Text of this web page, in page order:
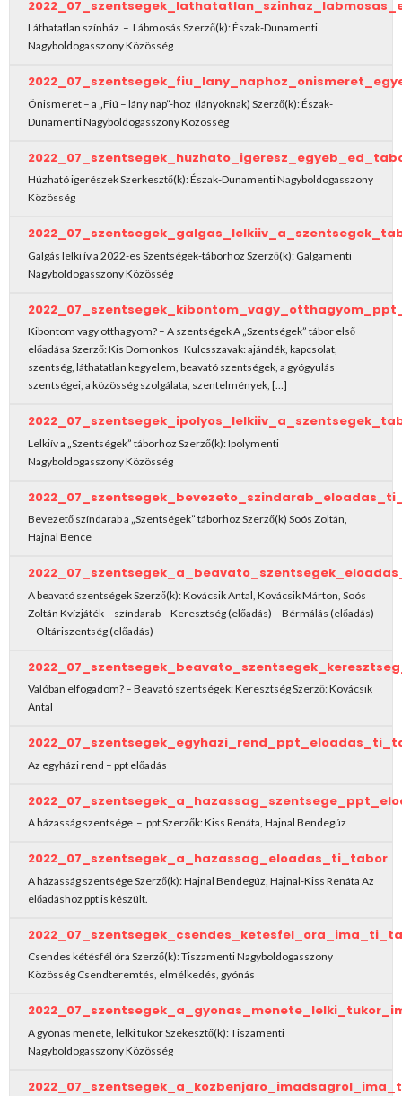
Láthatatlan színház – Lábmosás Szerző(k): Észak-Dunamenti
Nagyboldogasszony Közösség
Önismeret – a „Fiú – lány nap”-hoz (lányoknak) Szerző(k): Észak-
Dunamenti Nagyboldogasszony Közösség
Húzható igerészek Szerkesztő(k): Észak-Dunamenti Nagyboldogasszony
Közösség
Galgás lelki ív a 2022-es Szentségek-táborhoz Szerző(k): Galgamenti
Nagyboldogasszony Közösség
Kibontom vagy otthagyom? – A szentségek A „Szentségek” tábor első
előadása Szerző: Kis Domonkos Kulcsszavak: ajándék, kapcsolat,
szentség, láthatatlan kegyelem, beavató szentségek, a gyógyulás
szentségei, a közösség szolgálata, szentelmények, […]
Lelkiív a „Szentségek” táborhoz Szerző(k): Ipolymenti
Nagyboldogasszony Közösség
Bevezető színdarab a „Szentségek” táborhoz Szerző(k) Soós Zoltán,
Hajnal Bence
A beavató szentségek Szerző(k): Kovácsik Antal, Kovácsik Márton, Soós
Zoltán Kvízjáték – színdarab – Keresztség (előadás) – Bérmálás (előadás)
– Oltáriszentség (előadás)
Valóban elfogadom? – Beavató szentségek: Keresztség Szerző: Kovácsik
Antal
Az egyházi rend – ppt előadás
A házasság szentsége – ppt Szerzők: Kiss Renáta, Hajnal Bendegúz
2022_07_szentsegek_a_hazassag_eloadas_ti_tabor
A házasság szentsége Szerző(k): Hajnal Bendegúz, Hajnal-Kiss Renáta Az
előadáshoz ppt is készült.
Csendes kétésfél óra Szerző(k): Tiszamenti Nagyboldogasszony
Közösség Csendteremtés, elmélkedés, gyónás
A gyónás menete, lelki tükör Szekesztő(k): Tiszamenti
Nagyboldogasszony Közösség